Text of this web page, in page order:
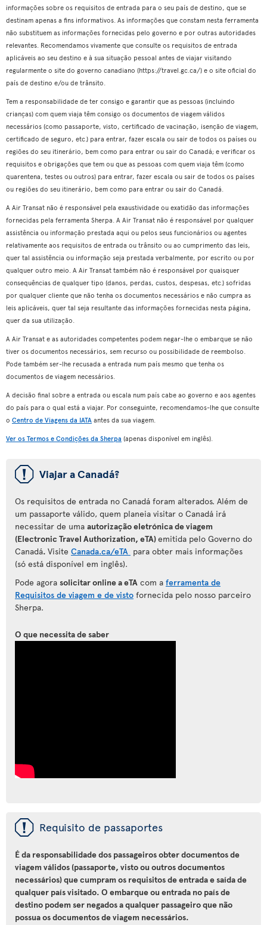
informações sobre os requisitos de entrada para o seu país de destino, que se
destinam apenas a fins informativos. As informações que constam nesta ferramenta
não substituem as informações fornecidas pelo governo e por outras autoridades
relevantes. Recomendamos vivamente que consulte os requisitos de entrada
aplicáveis ao seu destino e à sua situação pessoal antes de viajar visitando
regularmente o site do governo canadiano (https://travel.gc.ca/) e o site oficial do
país de destino e/ou de trânsito.
Tem a responsabilidade de ter consigo e garantir que as pessoas (incluindo
crianças) com quem viaja têm consigo os documentos de viagem válidos
necessários (como passaporte, visto, certificado de vacinação, isenção de viagem,
certificado de seguro, etc.) para entrar, fazer escala ou sair de todos os países ou
regiões do seu itinerário, bem como para entrar ou sair do Canadá; e verificar os
requisitos e obrigações que tem ou que as pessoas com quem viaja têm (como
quarentena, testes ou outros) para entrar, fazer escala ou sair de todos os países
ou regiões do seu itinerário, bem como para entrar ou sair do Canadá.
A Air Transat não é responsável pela exaustividade ou exatidão das informações
fornecidas pela ferramenta Sherpa. A Air Transat não é responsável por qualquer
assistência ou informação prestada aqui ou pelos seus funcionários ou agentes
relativamente aos requisitos de entrada ou trânsito ou ao cumprimento das leis,
quer tal assistência ou informação seja prestada verbalmente, por escrito ou por
qualquer outro meio. A Air Transat também não é responsável por quaisquer
consequências de qualquer tipo (danos, perdas, custos, despesas, etc.) sofridas
por qualquer cliente que não tenha os documentos necessários e não cumpra as
leis aplicáveis, quer tal seja resultante das informações fornecidas nesta página,
quer da sua utilização.
A Air Transat e as autoridades competentes podem negar-lhe o embarque se não
tiver os documentos necessários, sem recurso ou possibilidade de reembolso.
Pode também ser-lhe recusada a entrada num país mesmo que tenha os
documentos de viagem necessários.
A decisão final sobre a entrada ou escala num país cabe ao governo e aos agentes
do país para o qual está a viajar. Por conseguinte, recomendamos-lhe que consulte
o Centro de Viagens da IATA antes da sua viagem.
Ver os Termos e Condições da Sherpa (apenas disponível em inglês).
ü Viajar a Canadá?
Os requisitos de entrada no Canadá foram alterados. Além de
um passaporte válido, quem planeia visitar o Canadá irá
necessitar de uma autorização eletrónica de viagem
(Electronic Travel Authorization, eTA)emitida pelo Governo do
Canadá. Visite Canada.ca/eTA para obter mais informações
(só está disponível em inglês).
Pode agora solicitar online a eTA com a ferramenta de
Requisitos de viagem e de visto fornecida pelo nosso parceiro
Sherpa.
O que necessita de saber
ü Requisito de passaportes
É da responsabilidade dos passageiros obter documentos de
viagem válidos (passaporte, visto ou outros documentos
necessários) que cumpram os requisitos de entrada e saída de
qualquer país visitado. O embarque ou entrada no país de
destino podem ser negados a qualquer passageiro que não
possua os documentos de viagem necessários.